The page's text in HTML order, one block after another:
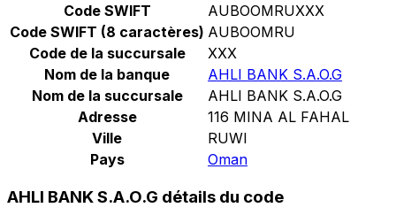
Code SWIFT
AUBOOMRUXXX
Code SWIFT (8 caractères) AUBOOMRU
Code de la succursale
XXX
Nom de la banque
AHLI BANK S.A.O.G
Nom de la succursale
AHLI BANK S.A.O.G
Adresse
116 MINA AL FAHAL
Ville
RUWI
Pays
Oman
AHLI BANK S.A.O.G détails du code